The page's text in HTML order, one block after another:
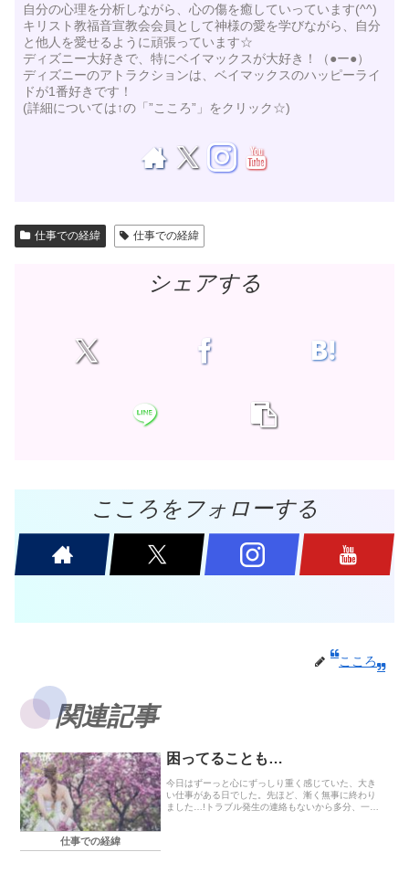
自分の心理を分析しながら、心の傷を癒していっています(^^)
キリスト教福音宣教会会員として神様の愛を学びながら、自分
と他人を愛せるように頑張っています☆
ディズニー大好きで、特にベイマックスが大好き！（●ー●）
ディズニーのアトラクションは、ベイマックスのハッピーライ
ドが1番好きです！
(詳細については↑の「”こころ”」をクリック☆)
仕事での経緯 仕事での経緯
シェアする
こころをフォローする
こころ
関連記事
仕事での経緯
困ってることも…
今日はずーっと心にずっしり重く感じていた、大き
い仕事がある日でした。先ほど、漸く無事に終わり
ました…!トラブル発生の連絡もないから多分、一旦